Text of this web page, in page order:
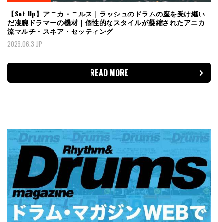
【Set Up】アニカ・ニルス｜ラッシュのドラムの座を受け継い
だ凄腕ドラマーの機材｜個性的なスタイルが凝縮されたアニカ
流マルチ・スネア・セッティング
2026.06.3 UP
READ MORE